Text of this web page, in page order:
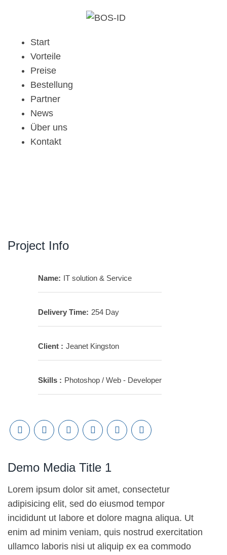
Start
Vorteile
Preise
Bestellung
Partner
News
Über uns
Kontakt
Project Info
Name: IT solution & Service
Delivery Time: 254 Day
Client : Jeanet Kingston
Skills : Photoshop / Web - Developer
Demo Media Title 1
Lorem ipsum dolor sit amet, consectetur
adipisicing elit, sed do eiusmod tempor
incididunt ut labore et dolore magna aliqua. Ut
enim ad minim veniam, quis nostrud exercitation
ullamco laboris nisi ut aliquip ex ea commodo